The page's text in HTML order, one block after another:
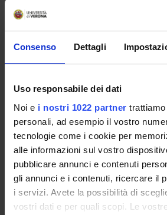
Consenso Dettagli
Uso responsabile dei dati
Noi e i nostri 1022 partner
personali, ad esempio il vostro
tecnologie come i cookie per
alle informazioni sul vostro
pubblicare annunci e contenuti
gli annunci e i contenuti, ricercare il
i servizi. Avete la possibilità di
vostri dati e per quali scopi. Le
INCARICHI
GOVERNANCE
COMMISSIONI
UFFICI E STRUTTURE DI SERVIZIO
SERVIZI DI SEGRETERIA STUDENTI